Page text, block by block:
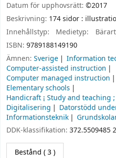
Datum för upphovsrätt: ©2017
Beskrivning: 174 sidor :
Innehållstyp:
Medietyp:
ISBN: 9789188149190
Ämnen: Sverige
Information
Computer-assisted instruction
Computer managed instruction
Elementary schools
Handicraft ¡ Study and teaching
Digitalisering
Datorstödd
Informationsteknik
DDK-klassifikation: 372.5509485
Bestånd ( 3 )